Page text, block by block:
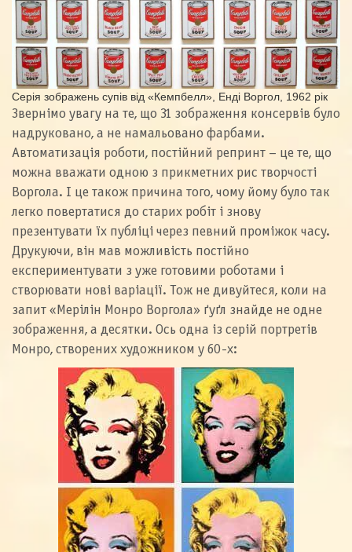
Серія зображень супів від «Кемпбелл», Енді Воргол, 1962 рік
Звернімо увагу на те, що 31 зображення консервів було
надруковано, а не намальовано фарбами.
Автоматизація роботи, постійний репринт – це те, що
можна вважати одною з прикметних рис творчості
Воргола. І це також причина того, чому йому було так
легко повертатися до старих робіт і знову
презентувати їх публіці через певний проміжок часу.
Друкуючи, він мав можливість постійно
експериментувати з уже готовими роботами і
створювати нові варіації. Тож не дивуйтеся, коли на
запит «Мерілін Монро Воргола» ґуґл знайде не одне
зображення, а десятки. Ось одна із серій портретів
Монро, створених художником у 60-х: